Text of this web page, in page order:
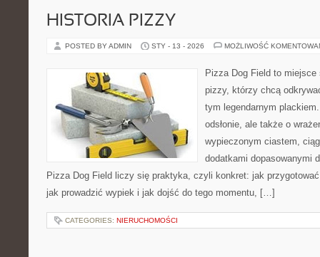
HISTORIA PIZZY
POSTED BY ADMIN STY - 13 - 2026 MOŻLIWOŚĆ
Pizza Dog Field to miejsce
pizzy, którzy chcą
tym legendarnym
odsłonie, ale także o
wypieczonym ciastem,
dodatkami dopasowanymi
Pizza Dog Field liczy się praktyka, czyli konkret: jak
jak prowadzić wypiek i jak dojść do tego momentu, […]
CATEGORIES: NIERUCHOMOŚCI